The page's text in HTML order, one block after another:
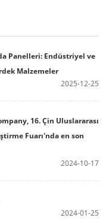
Panelleri: Endüstriyel ve
Malzemeler
2025-12-25
16. Çin Uluslararası
Fuarı'nda en son
2024-10-17
2024-01-25